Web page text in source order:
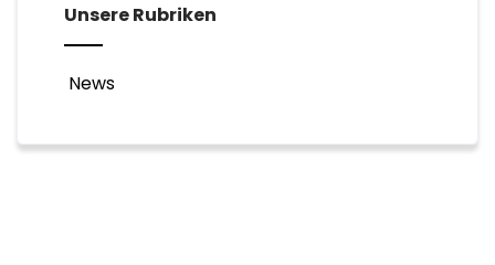
Unsere Rubriken
News